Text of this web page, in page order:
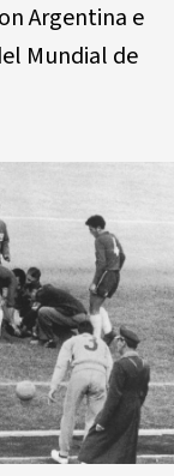
Argentina e
Mundial de